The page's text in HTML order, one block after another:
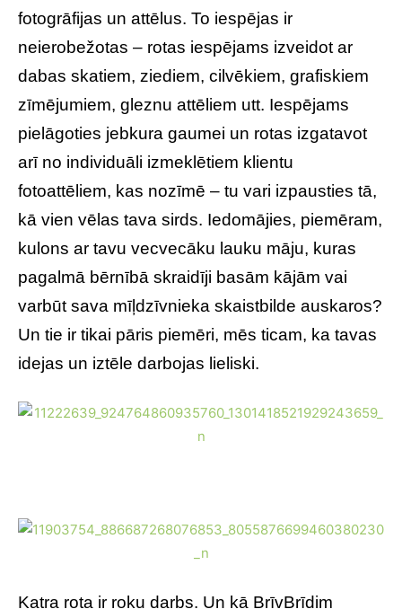
fotogrāfijas un attēlus. To iespējas ir
neierobežotas – rotas iespējams izveidot ar
dabas skatiem, ziediem, cilvēkiem, grafiskiem
zīmējumiem, gleznu attēliem utt. Iespējams
pielāgoties jebkura gaumei un rotas izgatavot
arī no individuāli izmeklētiem klientu
fotoattēliem, kas nozīmē – tu vari izpausties tā,
kā vien vēlas tava sirds. Iedomājies, piemēram,
kulons ar tavu vecvecāku lauku māju, kuras
pagalmā bērnībā skraidīji basām kājām vai
varbūt sava mīļdzīvnieka skaistbilde auskaros?
Un tie ir tikai pāris piemēri, mēs ticam, ka tavas
idejas un iztēle darbojas lieliski.
Katra rota ir roku darbs. Un kā BrīvBrīdim